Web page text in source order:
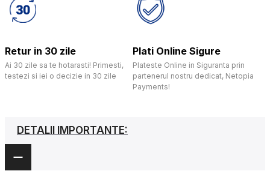
Retur in 30 zile
Ai 30 zile sa te hotarasti! Primesti,
testezi si iei o decizie in 30 zile
Plati Online Sigure
Plateste Online in Siguranta prin
partenerul nostru dedicat, Netopia
Payments!
DETALII IMPORTANTE: